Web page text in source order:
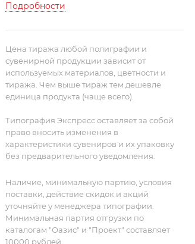
Подробности
Цена тиража любой полиграфии и
сувенирной продукции зависит от
используемых материалов, цветности и
тиража. Чем выше тираж тем дешевле
единица продукта (чаще всего).
Типография Экспресс оставляет за собой
право вносить изменения в
характеристики сувениров и их упаковку
без предварительного уведомления.
Наличие, минимальную партию, условия
поставки, действие скидок и акций
уточняйте у менеджера типографии.
Минимальная партия отгрузки по
каталогам "Оазис" и "Проект" составляет
10000 рублей.